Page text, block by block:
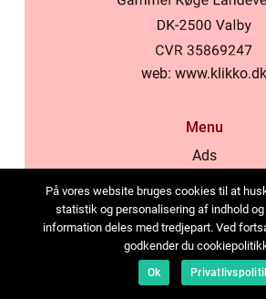
web: www.klikko.dk
Menu
Ads
Cookies
Contact
Sitemap
På vores website bruges cookies til at
statistik og personalisering af indhold og
information deles med tredjepart. Ved
godkender du
Ok